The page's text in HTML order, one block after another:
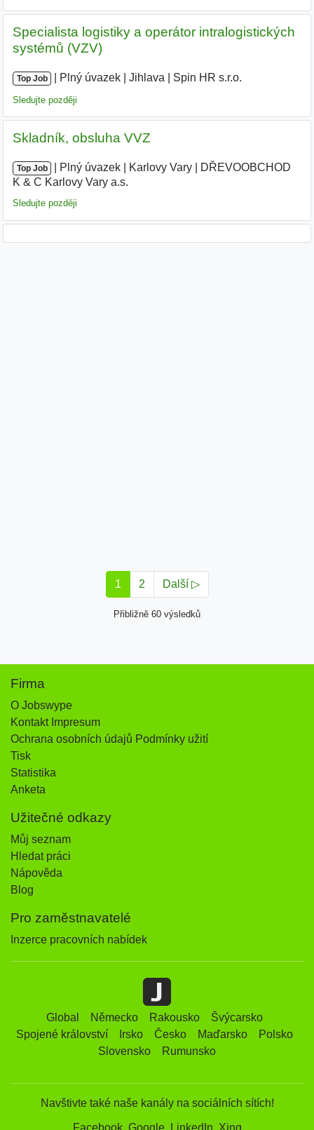
Specialista logistiky a operátor intralogistických
systémů (VZV)
Top Job Plný úvazek Jihlava Spin HR s.r.o.
Sledujte později
Skladník, obsluha VVZ
Top Job Plný úvazek Karlovy Vary
DŘEVOOBCHOD
K & C Karlovy Vary a.s.
Sledujte později
1 2 Další ▷
Přibližně 60 výsledků
Firma
O Jobswype
Kontakt Impresum
Ochrana osobních údajů Podmínky užití
Tisk
Statistika
Anketa
Užitečné odkazy
Můj seznam
Hledat práci
Nápověda
Blog
Pro zaměstnavatelé
Inzerce pracovních nabídek
Global Německo Rakousko
Švýcarsko
Spojené království
Irsko Česko Maďarsko
Polsko
Slovensko
Rumunsko
Navštivte také naše kanály na sociálních sítích!
Facebook Google LinkedIn Xing